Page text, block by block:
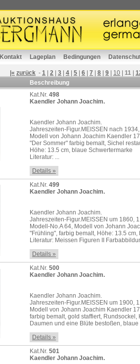
Kontakt Lageplan Bedingungen
|« zurück - 1 2 3 4 5 6 7 8 9 10 11
Beschreibung
Kat.Nr. 498
Kaendler Johann Joachim.
Kaendler Johann Joachim.
Jahreszeiten-Figur.MEISSEN nach 1934,
Modell von Johann Joachim Kaendler
"Der Sommer" farbig bemalt, Sichel
Höhe: 13.5 cm, blaue Schwertermarke
Literatur: ...
Details »
Kat.Nr. 499
Kaendler Johann Joachim.
Kaendler Johann Joachim.
Jahreszeiten-Figur.MEISSEN um 1860,
Modell-No.A 64, Modell von Johann
"Frühling", farbig bemalt, Höhe: 13.5
Literatur: Meissen Figuren II
Details »
Kat.Nr. 500
Kaendler Johann Joachim.
Kaendler Johann Joachim.
Jahreszeiten-Figur.MEISSEN um 1900,
Modell von Johann Joachim Kaendler
farbig bemalt, gold staffiert, Rundsockel,
Daumen und eine Blüte bestoßen, blaue
Details »
Kat.Nr. 501
Kaendler Johann Joachim.